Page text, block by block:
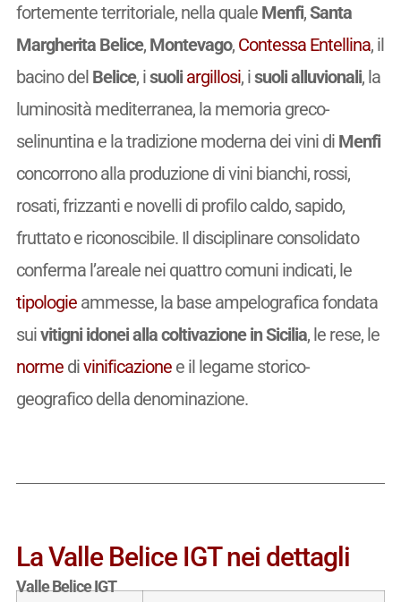
fortemente territoriale, nella quale Menfi,Santa
Margherita Belice, Montevago, Contessa Entellina, il
bacino del Belice, isuoliargillosi, isuoli alluvionali, la
luminosità mediterranea, la memoria greco-
selinuntina e la tradizione moderna dei vini di Menfi
concorrono alla produzione di vini bianchi, rossi,
rosati, frizzanti e novelli di profilo caldo, sapido,
fruttato e riconoscibile. Il disciplinare consolidato
conferma l’areale nei quattro comuni indicati, le
tipologieammesse, la base ampelografica fondata
suivitigni idonei alla coltivazione in Sicilia, le rese, le
normedivinificazionee il legame storico-
geografico della denominazione.
La Valle Belice IGT nei dettagli
Valle Belice IGT